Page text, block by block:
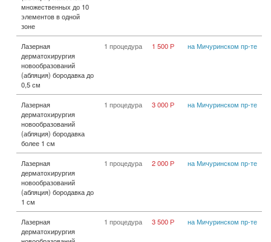
множественных до 10
элементов в одной
зоне
Лазерная
дерматохирургия
новообразований
(абляция) бородавка до
0,5 см
1 процедура 1 500 Р на Мичуринском пр-те
Лазерная
дерматохирургия
новообразований
(абляция) бородавка
более 1 см
1 процедура 3 000 Р на Мичуринском пр-те
Лазерная
дерматохирургия
новообразований
(абляция) бородавка до
1 см
1 процедура 2 000 Р на Мичуринском пр-те
Лазерная
дерматохирургия
1 процедура 3 500 Р на Мичуринском пр-те